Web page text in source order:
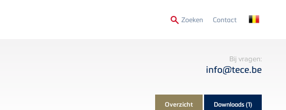
Zoeken Secondary
Contact
Bij vragen:
info@tece.be
Overzicht Downloads(1)